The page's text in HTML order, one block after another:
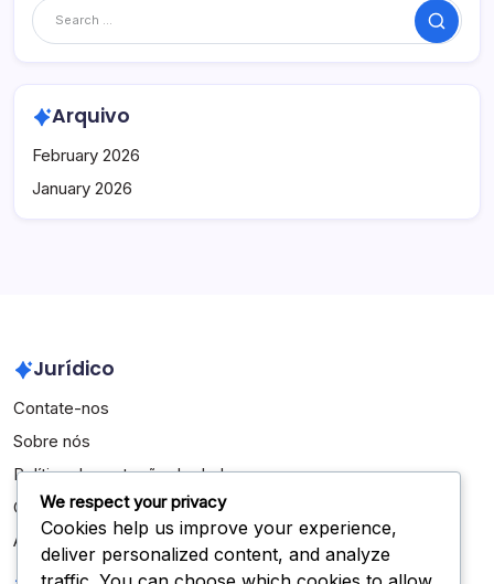
Search
Arquivo
February 2026
January 2026
Jurídico
Contate-nos
Sobre nós
Política de proteção de dados
Cookies e rastreamento
Acordo do usuário
We respect your privacy
Cookies help us improve your experience,
deliver personalized content, and analyze